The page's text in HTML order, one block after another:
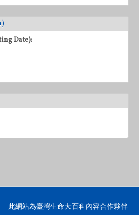
Date):
此網站為臺灣生命大百科內容合作夥伴